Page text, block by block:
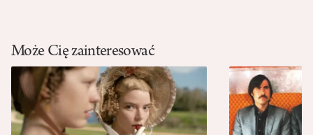
Może Cię zainteresować